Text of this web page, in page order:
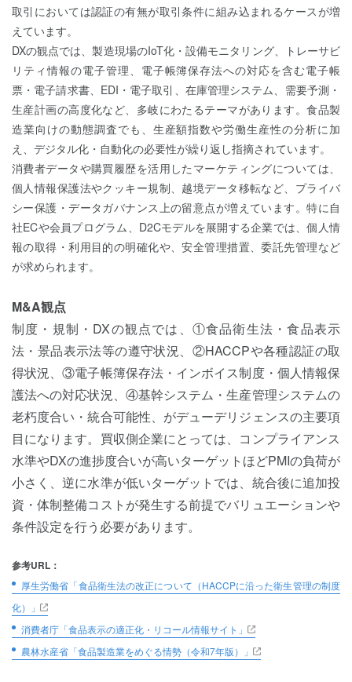
取引においては認証の有無が取引条件に組み込まれるケースが増
えています。
DXの観点では、製造現場のIoT化・設備モニタリング、トレーサビ
リティ情報の電子管理、電子帳簿保存法への対応を含む電子帳
票・電子請求書、EDI・電子取引、在庫管理システム、需要予測・
生産計画の高度化など、多岐にわたるテーマがあります。食品製
造業向けの動態調査でも、生産額指数や労働生産性の分析に加
え、デジタル化・自動化の必要性が繰り返し指摘されています。
消費者データや購買履歴を活用したマーケティングについては、
個人情報保護法やクッキー規制、越境データ移転など、プライバ
シー保護・データガバナンス上の留意点が増えています。特に自
社ECや会員プログラム、D2Cモデルを展開する企業では、個人情
報の取得・利用目的の明確化や、安全管理措置、委託先管理など
が求められます。
M&A観点
制度・規制・DXの観点では、①食品衛生法・食品表示
法・景品表示法等の遵守状況、②HACCPや各種認証の取
得状況、③電子帳簿保存法・インボイス制度・個人情報保
護法への対応状況、④基幹システム・生産管理システムの
老朽度合い・統合可能性、がデューデリジェンスの主要項
目になります。買収側企業にとっては、コンプライアンス
水準やDXの進捗度合いが高いターゲットほどPMIの負荷が
小さく、逆に水準が低いターゲットでは、統合後に追加投
資・体制整備コストが発生する前提でバリュエーションや
条件設定を行う必要があります。
参考URL：
厚生労働省「食品衛生法の改正について（HACCPに沿った衛生管理の制度
化）」
消費者庁「食品表示の適正化・リコール情報サイト」
農林水産省「食品製造業をめぐる情勢（令和7年版）」